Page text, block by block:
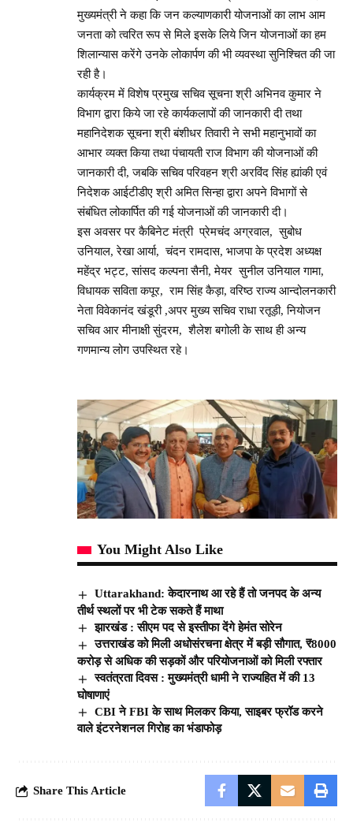
मुख्यमंत्री ने कहा कि जन कल्याणकारी योजनाओं का लाभ आम
जनता को त्वरित रूप से मिले इसके लिये जिन योजनाओं का हम
शिलान्यास करेंगे उनके लोकार्पण की भी व्यवस्था सुनिश्चित की जा
रही है।
कार्यक्रम में विशेष प्रमुख सचिव सूचना श्री अभिनव कुमार ने
विभाग द्वारा किये जा रहे कार्यकलापों की जानकारी दी तथा
महानिदेशक सूचना श्री बंशीधर तिवारी ने सभी महानुभावों का
आभार व्यक्त किया तथा पंचायती राज विभाग की योजनाओं की
जानकारी दी, जबकि सचिव परिवहन श्री अरविंद सिंह ह्यांकी एवं
निदेशक आईटीडीए श्री अमित सिन्हा द्वारा अपने विभागों से
संबंधित लोकार्पित की गई योजनाओं की जानकारी दी।
इस अवसर पर कैबिनेट मंत्री प्रेमचंद अग्रवाल, सुबोध
उनियाल, रेखा आर्या, चंदन रामदास, भाजपा के प्रदेश अध्यक्ष
महेंद्र भट्ट, सांसद कल्पना सैनी, मेयर सुनील उनियाल गामा,
विधायक सविता कपूर, राम सिंह कैड़ा, वरिष्ठ राज्य आन्दोलनकारी
नेता विवेकानंद खंडूरी ,अपर मुख्य सचिव राधा रतूड़ी, नियोजन
सचिव आर मीनाक्षी सुंदरम, शैलेश बगोली के साथ ही अन्य
गणमान्य लोग उपस्थित रहे।
You Might Also Like
Uttarakhand: केदारनाथ आ रहे हैं तो जनपद के अन्य
तीर्थ स्थलों पर भी टेक सकते हैं माथा
झारखंड : सीएम पद से इस्तीफा देंगे हेमंत सोरेन
उत्तराखंड को मिली अधोसंरचना क्षेत्र में बड़ी सौगात, ₹8000
करोड़ से अधिक की सड़कों और परियोजनाओं को मिली रफ्तार
स्वतंत्रता दिवस : मुख्यमंत्री धामी ने राज्यहित में की 13
घोषाणाएं
CBI ने FBI के साथ मिलकर किया, साइबर फ्रॉड करने
वाले इंटरनेशनल गिरोह का भंडाफोड़
Share This Article